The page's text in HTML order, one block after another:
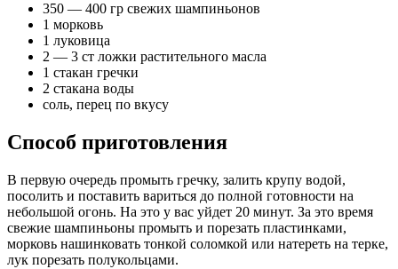
350 — 400 гр свежих шампиньонов
1 морковь
1 луковица
2 — 3 ст ложки растительного масла
1 стакан гречки
2 стакана воды
соль, перец по вкусу
Способ приготовления
В первую очередь промыть гречку, залить крупу водой,
посолить и поставить вариться до полной готовности на
небольшой огонь. На это у вас уйдет 20 минут. За это время
свежие шампиньоны промыть и порезать пластинками,
морковь нашинковать тонкой соломкой или натереть на терке,
лук порезать полукольцами.